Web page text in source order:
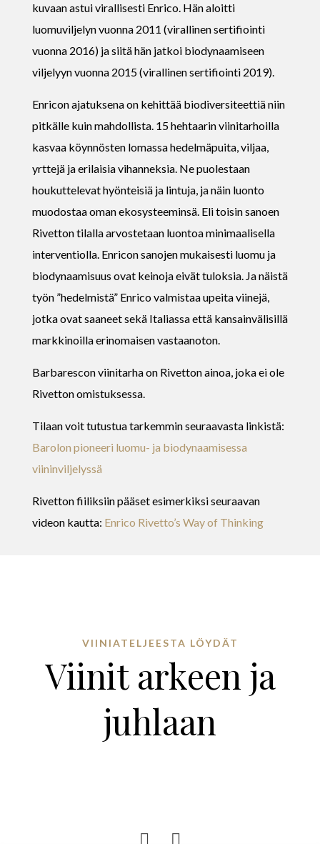
kuvaan astui virallisesti Enrico. Hän aloitti
luomuviljelyn vuonna 2011 (virallinen sertifiointi
vuonna 2016) ja siitä hän jatkoi biodynaamiseen
viljelyyn vuonna 2015 (virallinen sertifiointi 2019).
Enricon ajatuksena on kehittää biodiversiteettiä niin
pitkälle kuin mahdollista. 15 hehtaarin viinitarhoilla
kasvaa köynnösten lomassa hedelmäpuita, viljaa,
yrttejä ja erilaisia vihanneksia. Ne puolestaan
houkuttelevat hyönteisiä ja lintuja, ja näin luonto
muodostaa oman ekosysteeminsä. Eli toisin sanoen
Rivetton tilalla arvostetaan luontoa minimaalisella
interventiolla. Enricon sanojen mukaisesti luomu ja
biodynaamisuus ovat keinoja eivät tuloksia. Ja näistä
työn ”hedelmistä” Enrico valmistaa upeita viinejä,
jotka ovat saaneet sekä Italiassa että kansainvälisillä
markkinoilla erinomaisen vastaanoton.
Barbarescon viinitarha on Rivetton ainoa, joka ei ole
Rivetton omistuksessa.
Tilaan voit tutustua tarkemmin seuraavasta linkistä:
Barolon pioneeri luomu- ja biodynaamisessa
viininviljelyssä
Rivetton fiiliksiin pääset esimerkiksi seuraavan
videon kautta: Enrico Rivetto’s Way of Thinking
VIINIATELJEESTA LÖYDÄT
Viinit arkeen ja
juhlaan